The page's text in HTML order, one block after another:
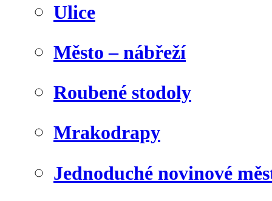
Ulice
Město – nábřeží
Roubené stodoly
Mrakodrapy
Jednoduché novinové